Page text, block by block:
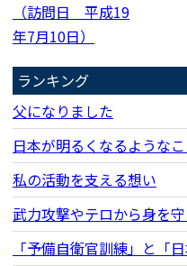
（訪問日 平成19
年7月10日）
ランキング
父になりました
日本が明るくなるような
私の活動を支える想い
武力攻撃やテロから身を
「予備自衛官訓練」と「日